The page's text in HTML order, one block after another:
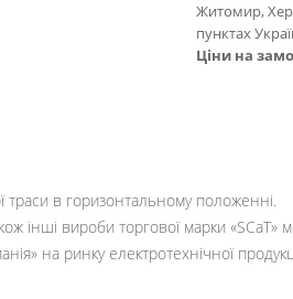
Житомир,
пунктах
Ціни на
в горизонтальному положенні.
інші вироби торгової марки «SCaT»
на ринку електротехнічної